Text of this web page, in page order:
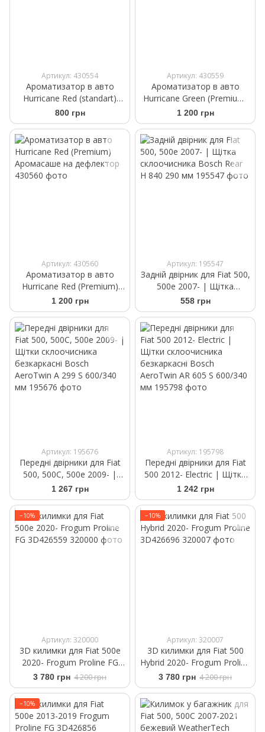
Артикул: 430554
Ароматизатор в авто
Hurricane Red (standart)
Аромасаше на дефлектор
800 грн
Артикул: 430559
Ароматизатор в авто
Hurricane Green (Premium)
Аромасаше на дефлектор
1 200 грн
Артикул: 430560
Ароматизатор в авто
Hurricane Red (Premium)
Аромасаше на дефлектор
1 200 грн
Артикул: 195547
Задній двірник для Fiat 500,
500e 2007- | Щітка
склоочисника Bosch Rear
H 840 290 мм
558 грн
Артикул: 195676
Передні двірники для Fiat
500, 500C, 500e 2009- |
Щітки склоочисника
безкаркасні Bosch
AeroTwin A 299 S 600/340
мм
1 267 грн
Артикул: 195798
Передні двірники для Fiat
500 2012- Electric | Щітки
склоочисника безкаркасні
Bosch AeroTwin AR 605 S
1 242 грн
−10%
Артикул: 320000
3D килимки для Fiat 500e
2020- Frogum Proline FG
3D426559
3 780 грн 4 200 грн
−10%
Артикул: 320007
3D килимки для Fiat 500
Hybrid 2020- Frogum Proline
3D426696
3 780 грн 4 200 грн
−10%